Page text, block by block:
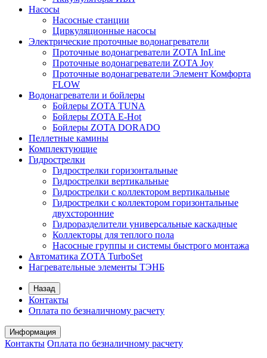
Насосы
Насосные станции
Циркуляционные насосы
Электрические проточные водонагреватели
Проточные водонагреватели ZOTA InLine
Проточные водонагреватели ZOTA Joy
Проточные водонагреватели Элемент Комфорта
FLOW
Водонагреватели и бойлеры
Бойлеры ZOTA TUNA
Бойлеры ZOTA E-Hot
Бойлеры ZOTA DORADO
Пеллетные камины
Комплектующие
Гидрострелки
Гидрострелки горизонтальные
Гидрострелки вертикальные
Гидрострелки с коллектором вертикальные
Гидрострелки с коллектором горизонтальные
двухсторонние
Гидроразделители универсальные каскадные
Коллекторы для теплого пола
Насосные группы и системы быстрого монтажа
Автоматика ZOTA TurboSet
Нагревательные элементы ТЭНБ
Назад
Контакты
Оплата по безналичному расчету
Информация
Контакты Оплата по безналичному расчету